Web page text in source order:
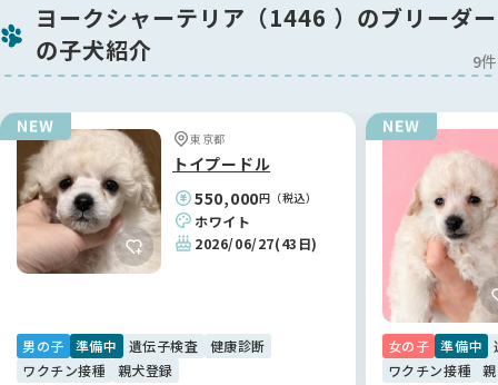
お引き渡し前には最終健康診断を行い、その結果をご確認いた
だいたうえで、お迎えの最終判断をしていただけます。
当方に起因する問題があった場合には、ご予約金は全額返金い
なお、お客様都合によるキャンセルにつきましては、ご予約金
の返金はいたしかねます。
【表示価格に含まれる費用】
（お引き渡し後に必要となる所有者変更のお手続きもサポート
可能です。）
ヨークシャーテリア（1446 ）のブリーダー
の子犬紹介
9件
東京都
トイプードル
550,000円（税込）
ホワイト
2026/06/27(43日)
男の子 準備中 遺伝子検査
健康診断
ワクチン接種
親犬登録
女の子 準備中
ワクチン接種